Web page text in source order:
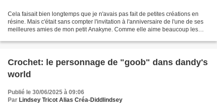
Cela faisait bien longtemps que je n'avais pas fait de petites créations en
résine. Mais c'était sans compter l'invitation à l'anniversaire de l'une de ses
meilleures amies de mon petit Anakyne. Comme elle aime beaucoup les
Crochet: le personnage de "goob" dans dandy's
world
Publié le 30/06/2025 à 09:06
Par Lindsey Tricot Alias Créa-Diddlindsey